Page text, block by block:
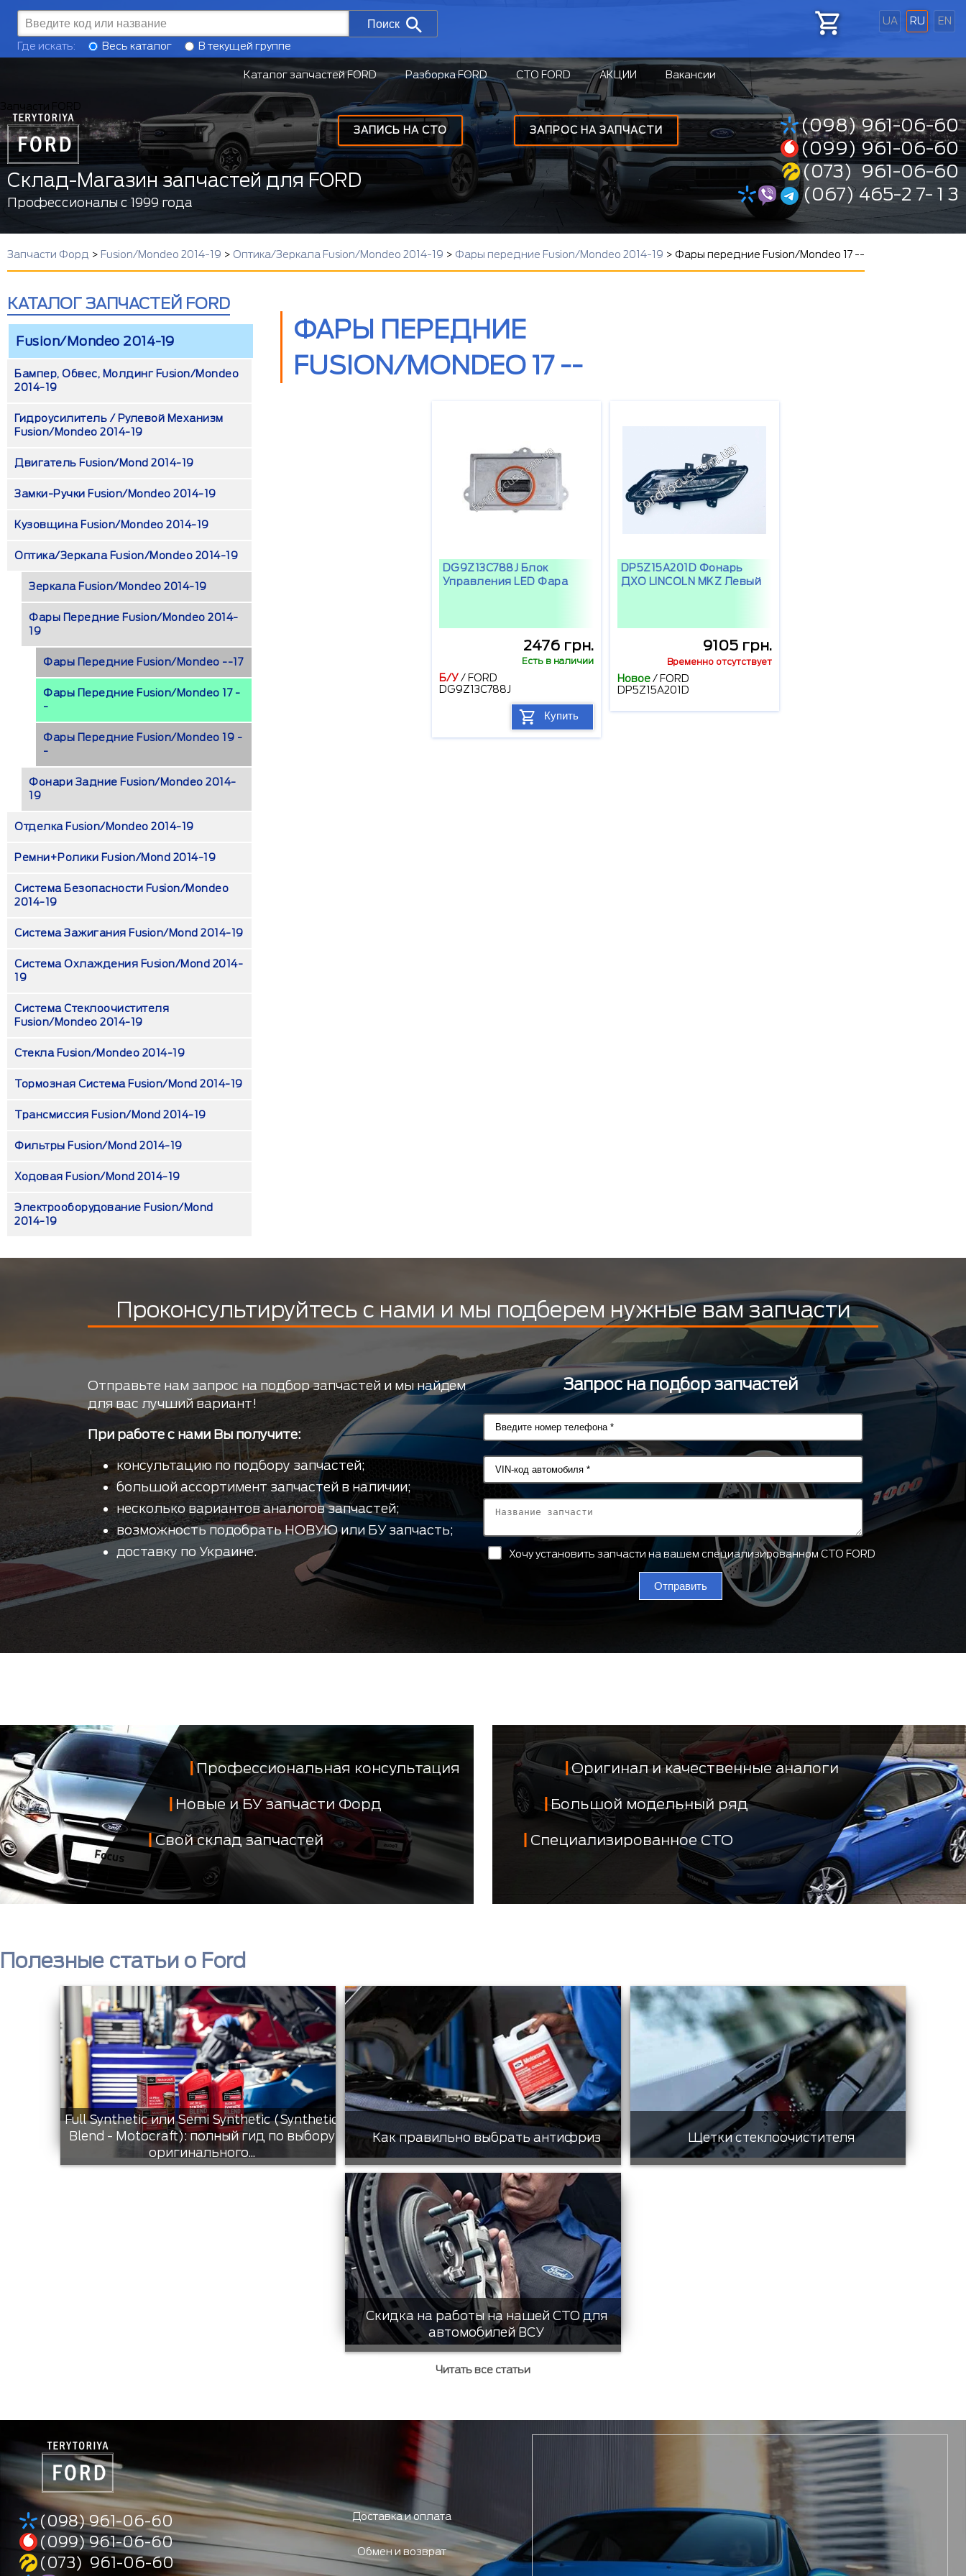
UA RU EN
ЗАПРОС НА ЗАПЧАСТИ
ЗАПИСЬ НА СТО
Поиск
Где искать: Весь каталог В текущей группе
Каталог запчастей FORD Разборка FORD СТО FORD АКЦИИ Вакансии
Склад-Магазин запчастей для FORD
Профессионалы с 1999 года
(098) 961-06-60
(099) 961-06-60
(073) 961-06-60
(067) 465-2 7- 1 3
Запчасти Форд > Fusion/Mondeo 2014-19 > Оптика/Зеркала Fusion/Mondeo 2014-19 > Фары передние Fusion/Mondeo 2014-19 > Фары передние Fusion/Mondeo 17 --
КАТАЛОГ ЗАПЧАСТЕЙ FORD
Fusion/Mondeo 2014-19
Бампер, Обвес, Молдинг Fusion/Mondeo
2014-19
Гидроусилитель / Рулевой Механизм
Fusion/Mondeo 2014-19
Двигатель Fusion/Mond 2014-19
Замки-Ручки Fusion/Mondeo 2014-19
Кузовщина Fusion/Mondeo 2014-19
Оптика/Зеркала Fusion/Mondeo 2014-19
Зеркала Fusion/Mondeo 2014-19
Фары Передние Fusion/Mondeo 2014-
19
Фары Передние Fusion/Mondeo --17
Фары Передние Fusion/Mondeo 17 -
-
Фары Передние Fusion/Mondeo 19 -
-
Фонари Задние Fusion/Mondeo 2014-
19
Отделка Fusion/Mondeo 2014-19
Ремни+ролики Fusion/Mond 2014-19
Система Безопасности Fusion/Mondeo
2014-19
Система Зажигания Fusion/Mond 2014-19
Система Охлаждения Fusion/Mond 2014-
19
Система Стеклоочистителя
Fusion/Mondeo 2014-19
Стекла Fusion/Mondeo 2014-19
Тормозная Система Fusion/Mond 2014-19
Трансмиссия Fusion/Mond 2014-19
Фильтры Fusion/Mond 2014-19
Ходовая Fusion/Mond 2014-19
Электрооборудование Fusion/Mond
2014-19
ФАРЫ ПЕРЕДНИЕ
FUSION/MONDEO 17 --
DG9Z13C788J Блок
Управления LED Фара
2476 грн.
Есть в наличии
Б/У/ FORD
DG9Z13C788J
Купить
DP5Z15A201D Фонарь
ДХО LINCOLN MKZ Левый
9105 грн.
Временно отсутствует
Новое/ FORD
DP5Z15A201D
Проконсультируйтесь с нами и мы подберем нужные вам запчасти
Отправьте нам запрос на подбор запчастей и мы найдем
для вас лучший вариант!
При работе с нами Вы получите:
консультацию по подбору запчастей;
большой ассортимент запчастей в наличии;
несколько вариантов аналогов запчастей;
возможность подобрать НОВУЮ или БУ запчасть;
доставку по Украине.
Запрос на подбор запчастей
Хочу установить запчасти на вашем специализированном СТО FORD
Отправить
Профессиональная консультация
Новые и БУ запчасти Форд
Свой склад запчастей
Оригинал и качественные аналоги
Большой модельный ряд
Специализированное СТО
Полезные статьи о Ford
Full Synthetic или Semi Synthetic (Synthetic
Blend - Motocraft): полный гид по выбору
оригинального...
Как правильно выбрать антифриз Щетки стеклоочистителя
Скидка на работы на нашей СТО для
автомобилей ВСУ
Читать все статьи
(098) 961-06-60
(099) 961-06-60
(073) 961-06-60
Доставка и оплата
Обмен и возврат